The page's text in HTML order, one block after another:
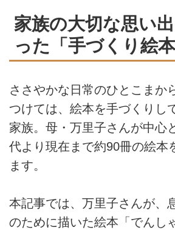
家族の大切な思い
った「手づくり絵本
ささやかな日常のひとこまか
つけては、絵本を手づくりし
家族。母・万里子さんが中心
代より現在まで約90冊の絵本
ます。
本記事では、万里子さんが、
のために描いた絵本「でんし